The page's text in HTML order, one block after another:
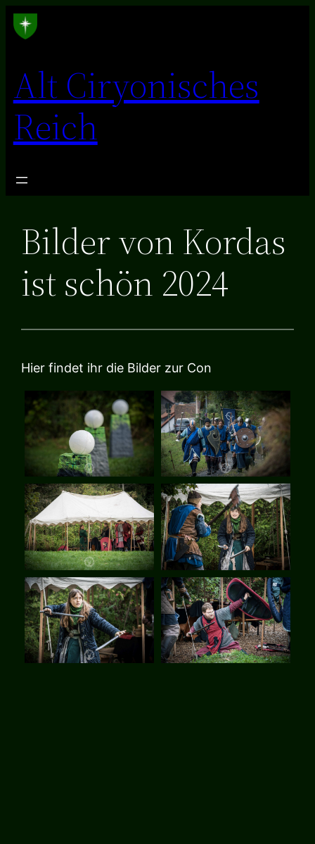
Zum
Inhalt
Alt Ciryonisches
Reich
Bilder von Kordas
ist schön 2024
Hier findet ihr die Bilder zur Con